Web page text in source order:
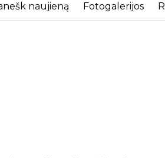
naujieną Fotogalerijos